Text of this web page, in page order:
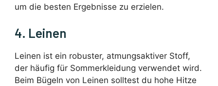
um die besten Ergebnisse zu erzielen.
4. Leinen
Leinen ist ein robuster, atmungsaktiver Stoff,
der häufig für Sommerkleidung verwendet wird.
Beim Bügeln von Leinen solltest du hohe Hitze